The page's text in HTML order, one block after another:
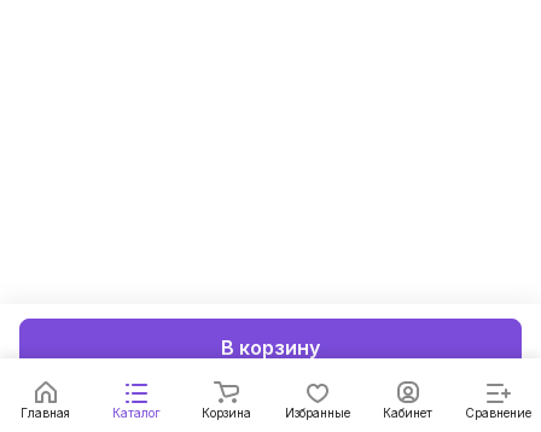
В корзину
Главная Каталог Корзина Избранные Кабинет Сравнение